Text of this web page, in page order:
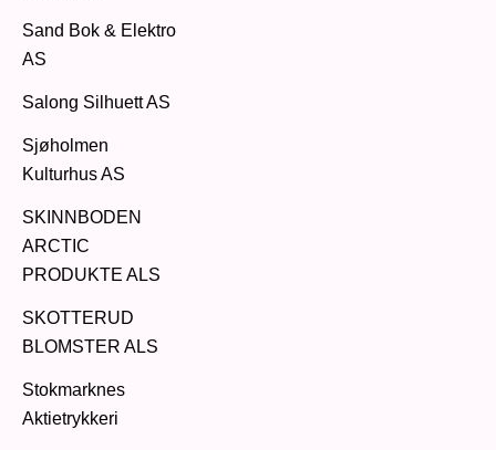
Sand Bok & Elektro
AS
Salong Silhuett AS
Sjøholmen
Kulturhus AS
SKINNBODEN
ARCTIC
PRODUKTE ALS
SKOTTERUD
BLOMSTER ALS
Stokmarknes
Aktietrykkeri